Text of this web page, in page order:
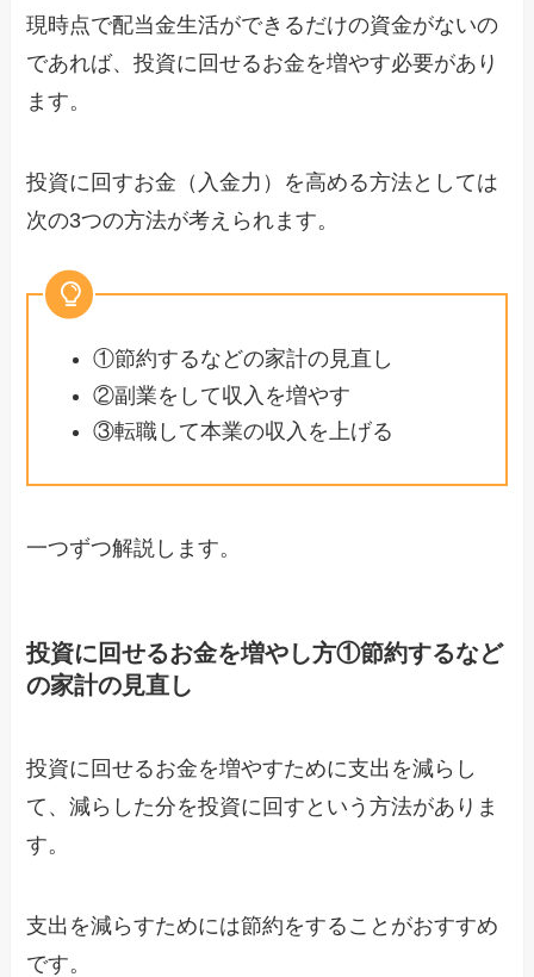
現時点で配当金生活ができるだけの資金がないの
であれば、投資に回せるお金を増やす必要があり
ます。
投資に回すお金（入金力）を高める方法としては
次の3つの方法が考えられます。
①節約するなどの家計の見直し
②副業をして収入を増やす
③転職して本業の収入を上げる
一つずつ解説します。
投資に回せるお金を増やし方①節約するなど
の家計の見直し
投資に回せるお金を増やすために支出を減らし
て、減らした分を投資に回すという方法がありま
す。
支出を減らすためには節約をすることがおすすめ
です。